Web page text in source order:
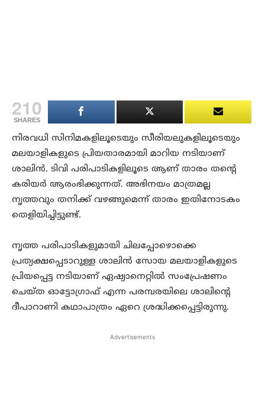
210
SHARES
നിരവധി സിനിമകളിലൂടെയും സീരിയലുകളിലൂടെയും
മലയാളികളുടെ പ്രിയതാരമായി മാറിയ നടിയാണ്
ശാലിൻ. ടിവി പരിപാടികളിലൂടെ ആണ് താരം തന്റെ
കരിയർ ആരംഭിക്കുന്നത്. അഭിനയം മാത്രമല്ല
നൃത്തവും തനിക്ക് വഴങ്ങുമെന്ന് താരം ഇതിനോടകം
തെളിയിച്ചിട്ടുണ്ട്.
നൃത്ത പരിപാടികളുമായി ചിലപ്പോഴൊക്കെ
പ്രത്യക്ഷപ്പെടാറുള്ള ശാലിൻ സോയ മലയാളികളുടെ
പ്രിയപ്പെട്ട നടിയാണ് ഏഷ്യാനെറ്റിൽ സംപ്രേഷണം
ചെയ്ത ഓട്ടോഗ്രാഫ് എന്ന പരമ്പരയിലെ ശാലിന്റെ
ദീപാറാണി കഥാപാത്രം ഏറെ ശ്രദ്ധിക്കപ്പെട്ടിരുന്നു.
Advertisements